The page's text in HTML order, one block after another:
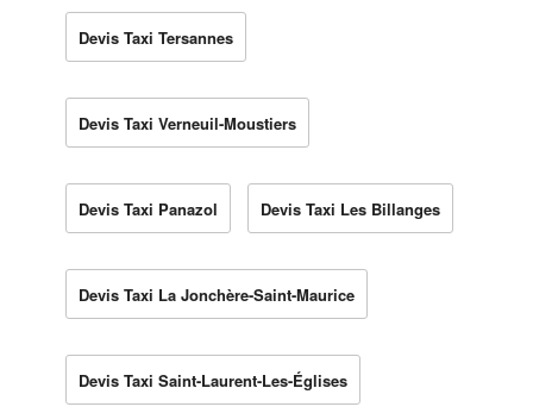
Devis Taxi Tersannes
Devis Taxi Verneuil-Moustiers
Devis Taxi Panazol Devis Taxi Les Billanges
Devis Taxi La Jonchère-Saint-Maurice
Devis Taxi Saint-Laurent-Les-Églises